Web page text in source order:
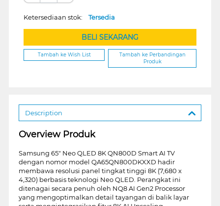
Ketersediaan stok: Tersedia
BELI SEKARANG
Tambah ke Wish List
Tambah ke Perbandingan
Produk
Description
Overview Produk
Samsung 65" Neo QLED 8K QN800D Smart AI TV
dengan nomor model QA65QN800DKXXD hadir
membawa resolusi panel tingkat tinggi 8K (7,680 x
4,320) berbasis teknologi Neo QLED. Perangkat ini
ditenagai secara penuh oleh NQ8 AI Gen2 Processor
yang mengoptimalkan detail tayangan di balik layar